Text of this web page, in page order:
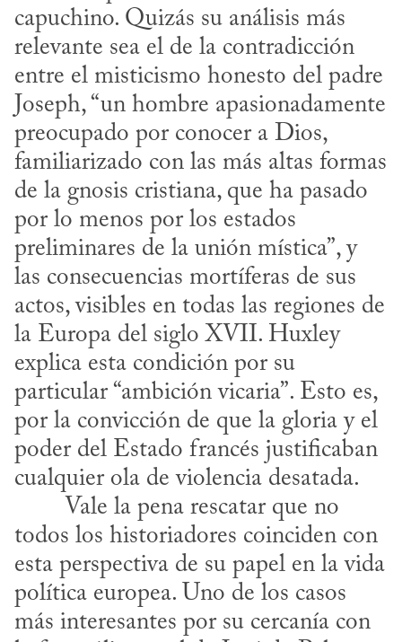
capuchino. Quizás su análisis más
relevante sea el de la contradicción
entre el misticismo honesto del padre
Joseph, “un hombre apasionadamente
preocupado por conocer a Dios,
familiarizado con las más altas formas
de la gnosis cristiana, que ha pasado
por lo menos por los estados
preliminares de la unión mística”, y
las consecuencias mortíferas de sus
actos, visibles en todas las regiones de
la Europa del siglo XVII. Huxley
explica esta condición por su
particular “ambición vicaria”. Esto es,
por la convicción de que la gloria y el
poder del Estado francés justificaban
cualquier ola de violencia desatada.
todos los historiadores coinciden con
esta perspectiva de su papel en la vida
política europea. Uno de los casos
más interesantes por su cercanía con